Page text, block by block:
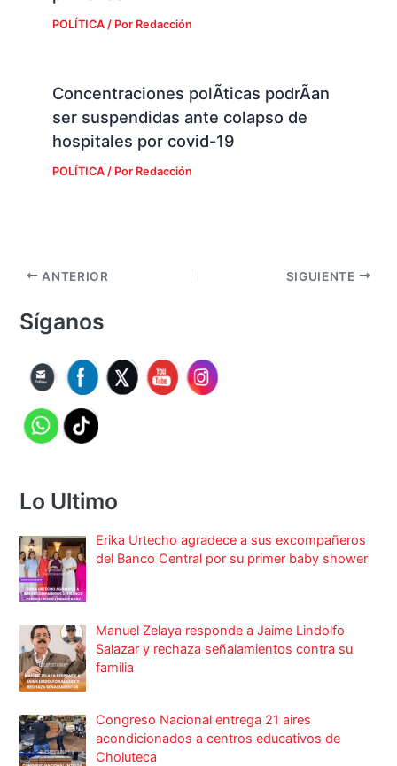
POLÍTICA/ Por Redacción
Concentraciones polÃ­ticas podrÃ­an
ser suspendidas ante colapso de
hospitales por covid-19
POLÍTICA/ Por Redacción
ANTERIOR SIGUIENTE
Síganos
Lo Ultimo
Erika Urtecho agradece a sus excompañeros
del Banco Central por su primer baby shower
Manuel Zelaya responde a Jaime Lindolfo
Salazar y rechaza señalamientos contra su
familia
Congreso Nacional entrega 21 aires
acondicionados a centros educativos de
Choluteca